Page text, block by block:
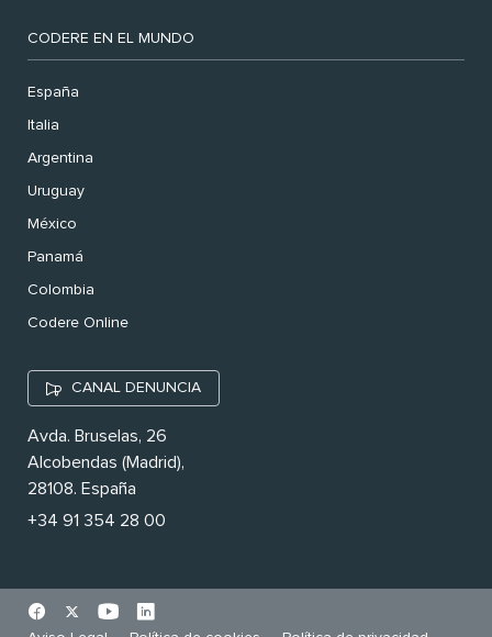
CODERE EN EL MUNDO
España
Italia
Argentina
Uruguay
México
Panamá
Colombia
Codere Online
CANAL DENUNCIA
Avda. Bruselas, 26
Alcobendas (Madrid),
28108. España
+34 91 354 28 00